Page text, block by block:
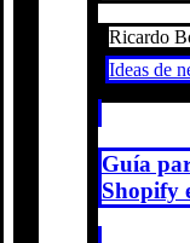
Ricardo
Ideas de
Guía
Shopify